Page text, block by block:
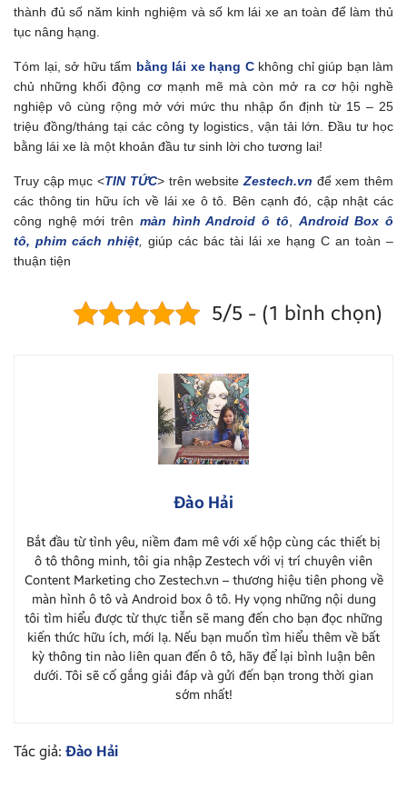
thành đủ số năm kinh nghiệm và số km lái xe an toàn để làm thủ
tục nâng hạng.
Tóm lại, sở hữu tấm bằng lái xe hạng Ckhông chỉ giúp bạn làm
chủ những khối động cơ mạnh mẽ mà còn mở ra cơ hội nghề
nghiệp vô cùng rộng mở với mức thu nhập ổn định từ 15 – 25
triệu đồng/tháng tại các công ty logistics, vận tải lớn. Đầu tư học
bằng lái xe là một khoản đầu tư sinh lời cho tương lai!
Truy cập mục <TIN TỨC> trên website Zestech.vn để xem thêm
các thông tin hữu ích về lái xe ô tô. Bên cạnh đó, cập nhật các
công nghệ mới trên màn hình Android ô tô
Android Box ô
tô, phim cách nhiệt
giúp các bác tài lái xe hạng C an toàn –
thuận tiện
5/5 - (1 bình chọn)
Đào Hải
Bắt đầu từ tình yêu, niềm đam mê với xế hộp cùng các thiết bị
ô tô thông minh, tôi gia nhập Zestech với vị trí chuyên viên
Content Marketing cho Zestech.vn – thương hiệu tiên phong về
màn hình ô tô và Android box ô tô. Hy vọng những nội dung
tôi tìm hiểu được từ thực tiễn sẽ mang đến cho bạn đọc những
kiến thức hữu ích, mới lạ. Nếu bạn muốn tìm hiểu thêm về bất
kỳ thông tin nào liên quan đến ô tô, hãy để lại bình luận bên
dưới. Tôi sẽ cố gắng giải đáp và gửi đến bạn trong thời gian
sớm nhất!
Tác giả: Đào Hải